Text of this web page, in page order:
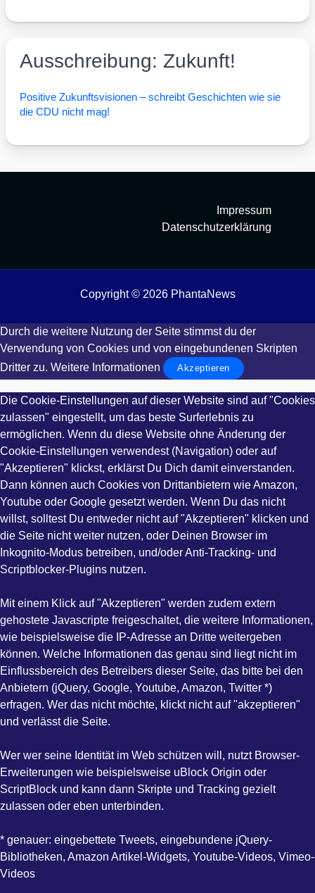
Ausschreibung: Zukunft!
Posi­ti­ve Zukunfts­vi­sio­nen – schreibt Geschich­ten wie sie
die CDU nicht mag!
Impressum
Datenschutzerklärung
Copyright © 2026 PhantaNews
Durch die weitere Nutzung der Seite stimmst du der
Verwendung von Cookies und von eingebundenen Skripten
Dritter zu. Weitere Informationen Akzeptieren
Die Cookie-Einstellungen auf dieser Website sind auf "Cookies
zulassen" eingestellt, um das beste Surferlebnis zu
ermöglichen. Wenn du diese Website ohne Änderung der
Cookie-Einstellungen verwendest (Navigation) oder auf
"Akzeptieren" klickst, erklärst Du Dich damit einverstanden.
Dann können auch Cookies von Drittanbietern wie Amazon,
Youtube oder Google gesetzt werden. Wenn Du das nicht
willst, solltest Du entweder nicht auf "Akzeptieren" klicken und
die Seite nicht weiter nutzen, oder Deinen Browser im
Inkognito-Modus betreiben, und/oder Anti-Tracking- und
Scriptblocker-Plugins nutzen.
Mit einem Klick auf "Akzeptieren" werden zudem extern
gehostete Javascripte freigeschaltet, die weitere Informationen,
wie beispielsweise die IP-Adresse an Dritte weitergeben
können. Welche Informationen das genau sind liegt nicht im
Einflussbereich des Betreibers dieser Seite, das bitte bei den
Anbietern (jQuery, Google, Youtube, Amazon, Twitter *)
erfragen. Wer das nicht möchte, klickt nicht auf "akzeptieren"
und verlässt die Seite.
Wer wer seine Identität im Web schützen will, nutzt Browser-
Erweiterungen wie beispielsweise uBlock Origin oder
ScriptBlock und kann dann Skripte und Tracking gezielt
zulassen oder eben unterbinden.
* genauer: eingebettete Tweets, eingebundene jQuery-
Bibliotheken, Amazon Artikel-Widgets, Youtube-Videos, Vimeo-
Videos